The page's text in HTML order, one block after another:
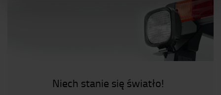
Niech stanie się światło!